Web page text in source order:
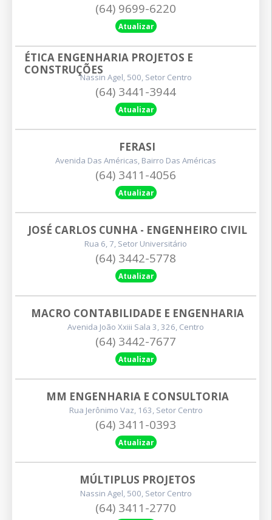
(64) 9699-6220
Atualizar
ÉTICA ENGENHARIA PROJETOS E
CONSTRUÇÕES
Nassin Agel, 500, Setor Centro
(64) 3441-3944
Atualizar
FERASI
Avenida Das Américas, Bairro Das Américas
(64) 3411-4056
Atualizar
JOSÉ CARLOS CUNHA - ENGENHEIRO CIVIL
Rua 6, 7, Setor Universitário
(64) 3442-5778
Atualizar
MACRO CONTABILIDADE E ENGENHARIA
Avenida João Xxiii Sala 3, 326, Centro
(64) 3442-7677
Atualizar
MM ENGENHARIA E CONSULTORIA
Rua Jerônimo Vaz, 163, Setor Centro
(64) 3411-0393
Atualizar
MÚLTIPLUS PROJETOS
Nassin Agel, 500, Setor Centro
(64) 3411-2770